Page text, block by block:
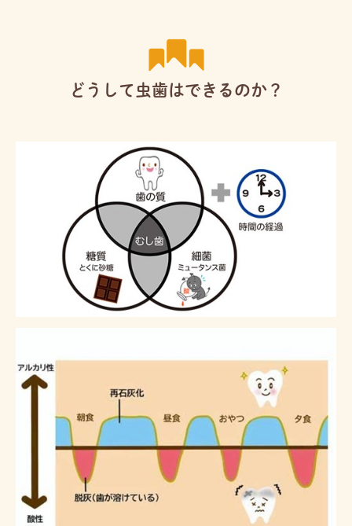
どうして虫歯はできるのか？